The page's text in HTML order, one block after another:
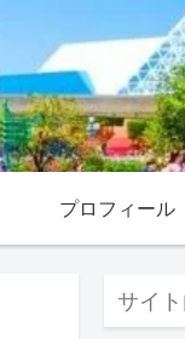
プロフィール